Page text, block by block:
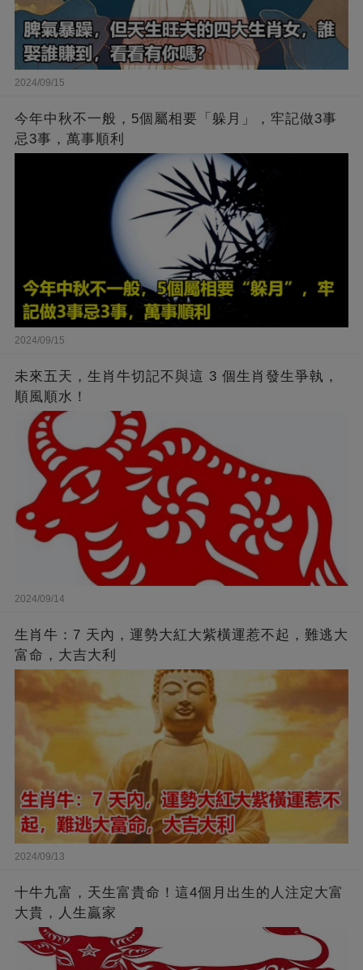
2024/09/15
今年中秋不一般，5個屬相要「躲月」，牢記做3事
忌3事，萬事順利
2024/09/15
未來五天，生肖牛切記不與這 3 個生肖發生爭執，
順風順水！
2024/09/14
生肖牛：7 天內，運勢大紅大紫橫運惹不起，難逃大
富命，大吉大利
2024/09/13
十牛九富，天生富貴命！這4個月出生的人注定大富
大貴，人生贏家